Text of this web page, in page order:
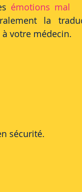
émotions mal
la
votre médecin.
sécurité.